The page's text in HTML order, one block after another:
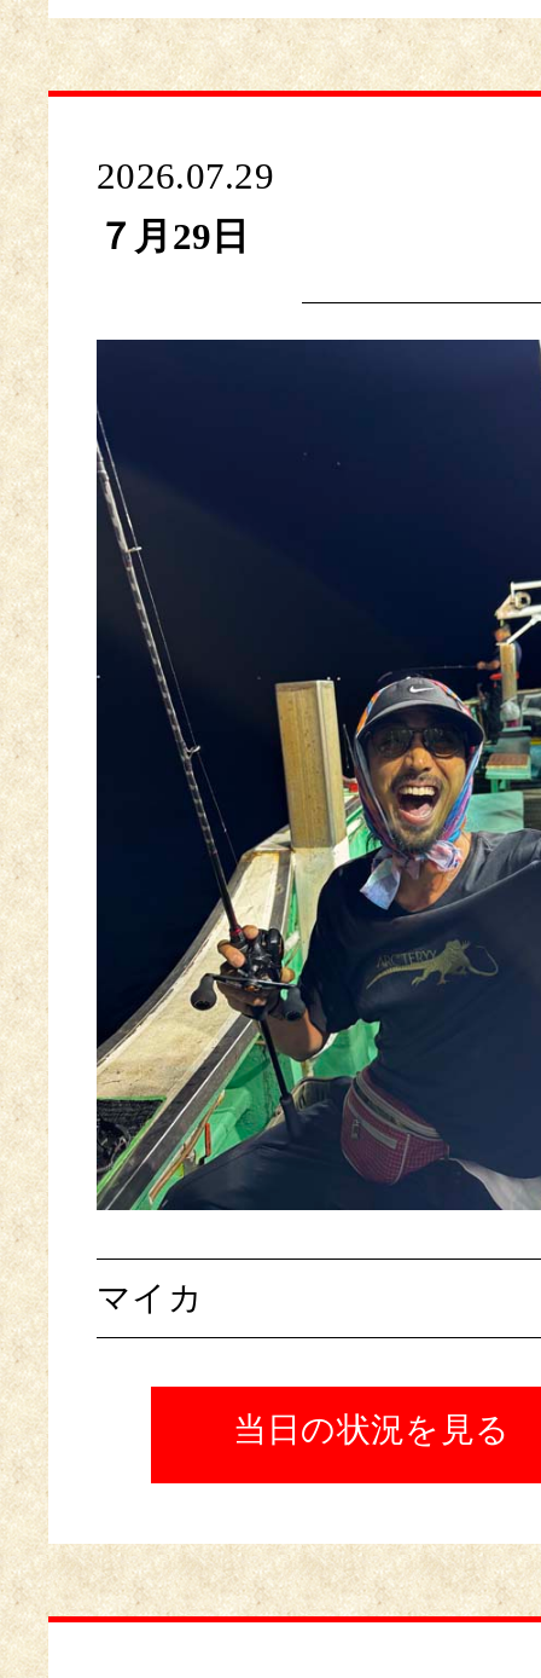
2026.07.29
７月29日
マイカ
当日の状況を見る